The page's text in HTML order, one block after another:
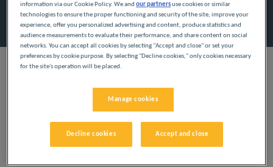
Znajdź hotel
NASZE HOTELE W
MONTAGNY-LÈS-
BEAUNE W NISKICH
information via our Cookie Policy. We andour partnersuse cookies or similar
technologies to ensure the proper functioning and security of the site, improve your
experience, offer you personalized advertising and content, produce statistics and
audience measurements to evaluate their performance, and share content on social
networks. You can accept all cookies by selecting "Accept and close" or set your
preferences by cookie purpose. By selecting "Decline cookies," only cookies necessary
for the site's operation will be placed.
Manage cookies
Decline cookies Accept and close